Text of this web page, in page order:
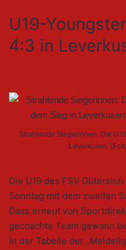
U19-
4:3 in
Strahlende Siegerinnen: Die
Leverkusen.
Die U19 des FSV
Sonntag mit dem zweiten
Dass erneut von
gecoachte Team gewann
In der Tabelle der